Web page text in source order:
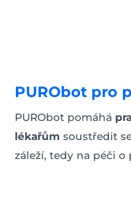
PURObot pro
PURObot pomáhá
lékařům soustředit
záleží, tedy na péči o